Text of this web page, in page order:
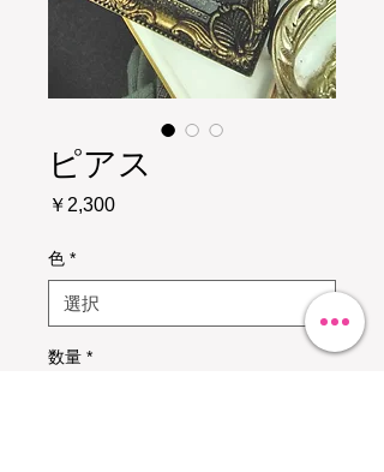
ピアス
￥2,300価
色 *
数量 *